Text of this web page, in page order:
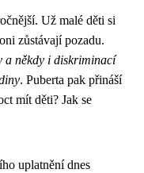
Už malé děti si
zůstávají pozadu.
a někdy i diskriminací
. Puberta pak přináší
mít děti? Jak se
uplatnění dnes